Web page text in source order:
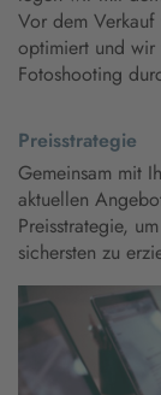
Vor dem
optimiert und
Fotoshooting
Preisstrategie
Gemeinsam mit
aktuellen
Preisstrategie,
sichersten zu